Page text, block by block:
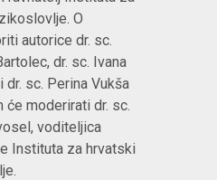
O
autorice dr. sc.
dr. sc. Ivana
sc. Perina Vukša
će moderirati dr. sc.
voditeljica
Instituta za hrvatski